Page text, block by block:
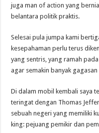
juga man of action yang
belantara politik praktis.
Selesai pula jumpa kami
kesepahaman perlu terus
yang sentris, yang ramah
agar semakin banyak
Di dalam mobil kembali saya
teringat dengan Thomas
sebuah negeri yang memiliki
king: pejuang pemikir dan